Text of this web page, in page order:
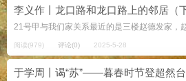
阅读(979) 评论(0) 2025-5-28
于学周丨谒“苏”——暮春时节登超然台